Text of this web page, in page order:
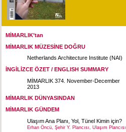
MİMARLIK’tan
MİMARLIK MÜZESİNE DOĞRU
Netherlands Architecture Institute (NAI)
İNGİLİZCE ÖZET / ENGLISH SUMMARY
MİMARLIK 374. November-December
2013
MİMARLIK DÜNYASINDAN
MİMARLIK GÜNDEM
Ulaşım Ana Planı, Yol, Tünel Kimin için?
Erhan Öncü, Şehir Y. Plancısı, Ulaşım Plancısı